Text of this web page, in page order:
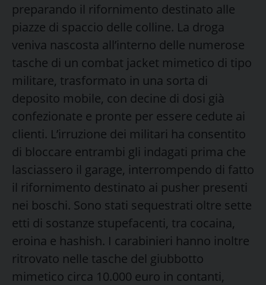
preparando il rifornimento destinato alle
piazze di spaccio delle colline. La droga
veniva nascosta all’interno delle numerose
tasche di un combat jacket mimetico di tipo
militare, trasformato in una sorta di
deposito mobile, con decine di dosi già
confezionate e pronte per essere cedute ai
clienti. L’irruzione dei militari ha consentito
di bloccare entrambi gli indagati prima che
lasciassero il garage, interrompendo di fatto
il rifornimento destinato ai pusher presenti
nei boschi. Sono stati sequestrati oltre sette
etti di sostanze stupefacenti, tra cocaina,
eroina e hashish. I carabinieri hanno inoltre
ritrovato nelle tasche del giubbotto
mimetico circa 10.000 euro in contanti,